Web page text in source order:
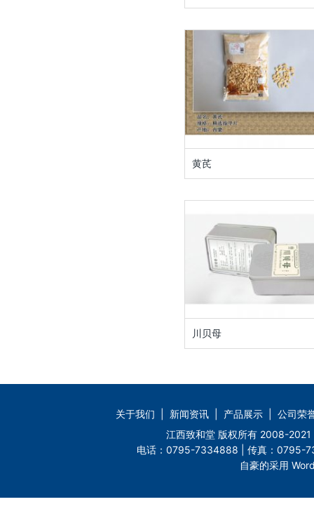
黄芪
川贝母
关于我们 新闻资讯 产品展示
公司荣
江西致和堂 版权所有 2008-
电话：0795-7334888 | 传真：0795-
自豪的采用